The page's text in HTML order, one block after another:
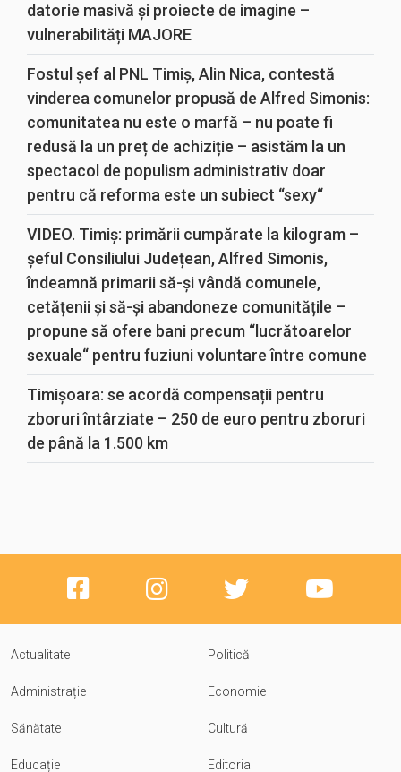
datorie masivă și proiecte de imagine –
vulnerabilități MAJORE
Fostul șef al PNL Timiș, Alin Nica, contestă
vinderea comunelor propusă de Alfred Simonis:
comunitatea nu este o marfă – nu poate fi
redusă la un preț de achiziție – asistăm la un
spectacol de populism administrativ doar
pentru că reforma este un subiect “sexy“
VIDEO. Timiș: primării cumpărate la kilogram –
șeful Consiliului Județean, Alfred Simonis,
îndeamnă primarii să-și vândă comunele,
cetățenii și să-și abandoneze comunitățile –
propune să ofere bani precum “lucrătoarelor
sexuale“ pentru fuziuni voluntare între comune
Timișoara: se acordă compensații pentru
zboruri întârziate – 250 de euro pentru zboruri
de până la 1.500 km
Actualitate Politică
Administrație Economie
Sănătate Cultură
Educație Editorial